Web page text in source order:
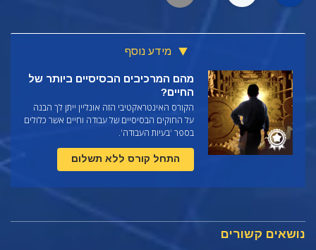
מידע נוסף
מהם המרכיבים הבסיסיים ביותר של
החיים?
הקורס האינטראקטיבי הזה אונליין ייתן לך הבנה
על החוקים הבסיסיים של עבודה וחיים אשר כלולים
בספר 'בעיות העבודה'.
התחל קורס ללא תשלום
נושאים קשורים